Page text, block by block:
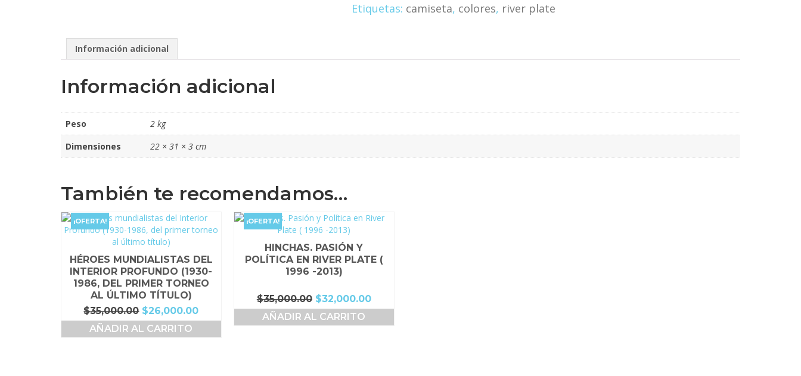
Etiquetas: camiseta, colores, river plate
Información adicional
Información adicional
Peso
2 kg
Dimensiones
22 × 31 × 3 cm
También te recomendamos…
¡OFERTA!
HÉROES MUNDIALISTAS DEL
INTERIOR PROFUNDO (1930-
1986, DEL PRIMER TORNEO
AL ÚLTIMO TÍTULO)
$35,000.00 El
precio
original
$26,000.00El
precio
AÑADIR AL CARRITO
¡OFERTA!
HINCHAS. PASIÓN Y
POLÍTICA EN RIVER PLATE (
1996 -2013)
$35,000.00 El
precio
original
$32,000.00El
precio
AÑADIR AL CARRITO